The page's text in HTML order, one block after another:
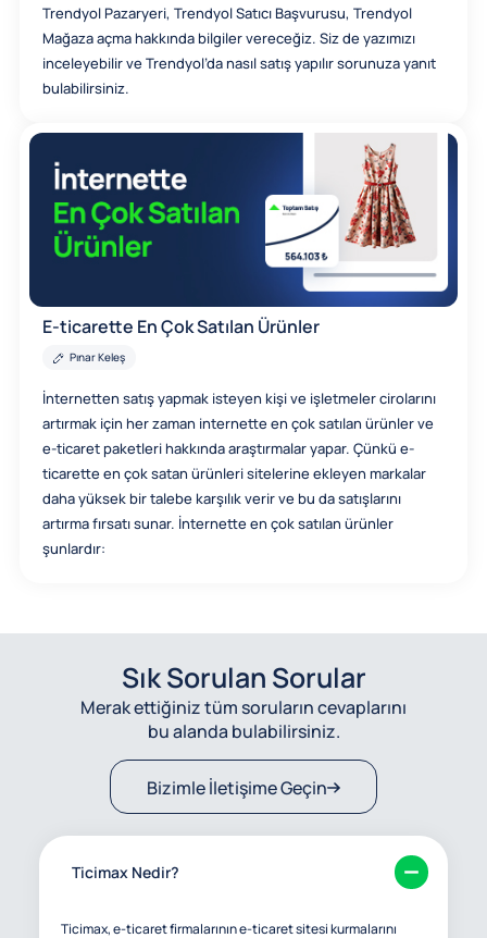
Trendyol Pazaryeri, Trendyol Satıcı Başvurusu, Trendyol
Mağaza açma hakkında bilgiler vereceğiz. Siz de yazımızı
inceleyebilir ve Trendyol’da nasıl satış yapılır sorunuza yanıt
bulabilirsiniz.
E-ticarette En Çok Satılan Ürünler
Pınar Keleş
İnternetten satış yapmak isteyen kişi ve işletmeler cirolarını
artırmak için her zaman internette en çok satılan ürünler ve
e-ticaret paketleri hakkında araştırmalar yapar. Çünkü e-
ticarette en çok satan ürünleri sitelerine ekleyen markalar
daha yüksek bir talebe karşılık verir ve bu da satışlarını
artırma fırsatı sunar. İnternette en çok satılan ürünler
şunlardır:
Sık Sorulan Sorular
Merak ettiğiniz tüm soruların cevaplarını
bu alanda bulabilirsiniz.
Bizimle İletişime Geçin
Ticimax Nedir?
Ticimax, e-ticaret firmalarının e-ticaret sitesi kurmalarını